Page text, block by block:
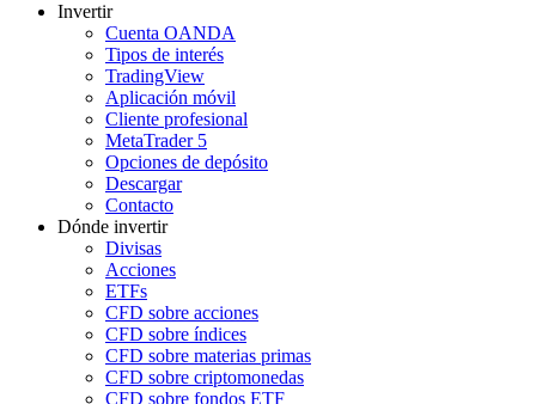
Invertir
Cuenta OANDA
Tipos de interés
TradingView
Aplicación móvil
Cliente profesional
MetaTrader 5
Opciones de depósito
Descargar
Contacto
Dónde invertir
Divisas
Acciones
ETFs
CFD sobre acciones
CFD sobre índices
CFD sobre materias primas
CFD sobre criptomonedas
CFD sobre fondos ETF